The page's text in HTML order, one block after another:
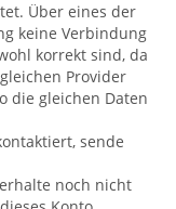
Über eines der
keine Verbindung
korrekt sind, da
Provider
die gleichen Daten
sende
noch nicht